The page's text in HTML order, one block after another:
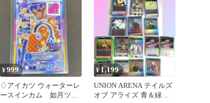
¥999
♢アイカツ ウォーターレ
ースインカム 如月ツバ
¥1,199
UNION ARENA テイルズ
オブ アライズ 青＆緑カ